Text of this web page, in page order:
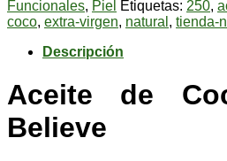
Funcionales, Piel Etiquetas: 250,
coco, extra-virgen, natural , tienda-
Descripción
Aceite de
Believe